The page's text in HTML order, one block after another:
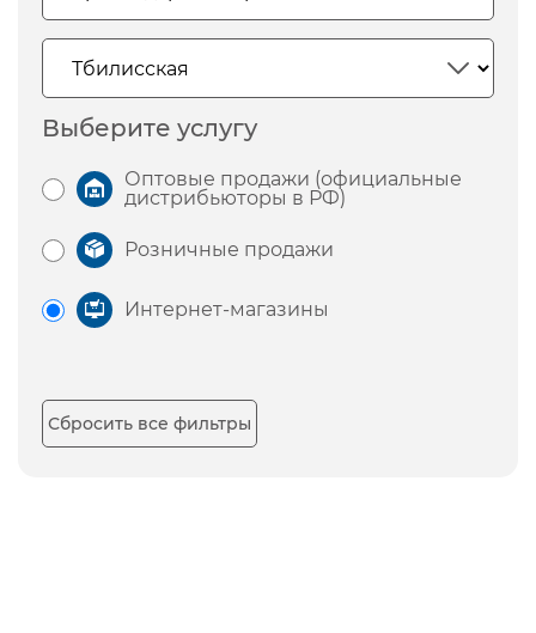
Выберите услугу
Оптовые продажи (официальные
дистрибьюторы в РФ)
Розничные продажи
Интернет-магазины
Сбросить все фильтры